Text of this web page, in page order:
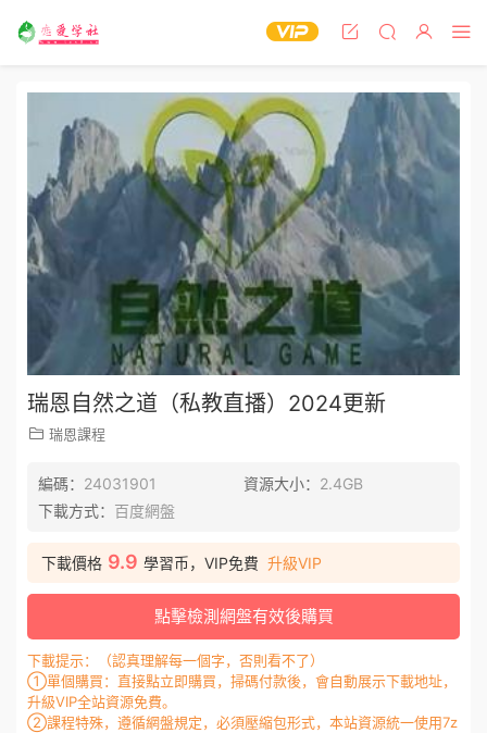
瑞恩自然之道（私教直播）2024更新
瑞恩課程
編碼： 24031901 資源大小： 2.4GB
下載方式： 百度網盤
下載價格 9.9 學習币，VIP免費 升級VIP
點擊檢測網盤有效後購買
下載提示：（認真理解每一個字，否則看不了）
①單個購買：直接點立即購買，掃碼付款後，會自動展示下載地址，
升級VIP全站資源免費。
②課程特殊，遵循網盤規定，必須壓縮包形式，本站資源統一使用7z